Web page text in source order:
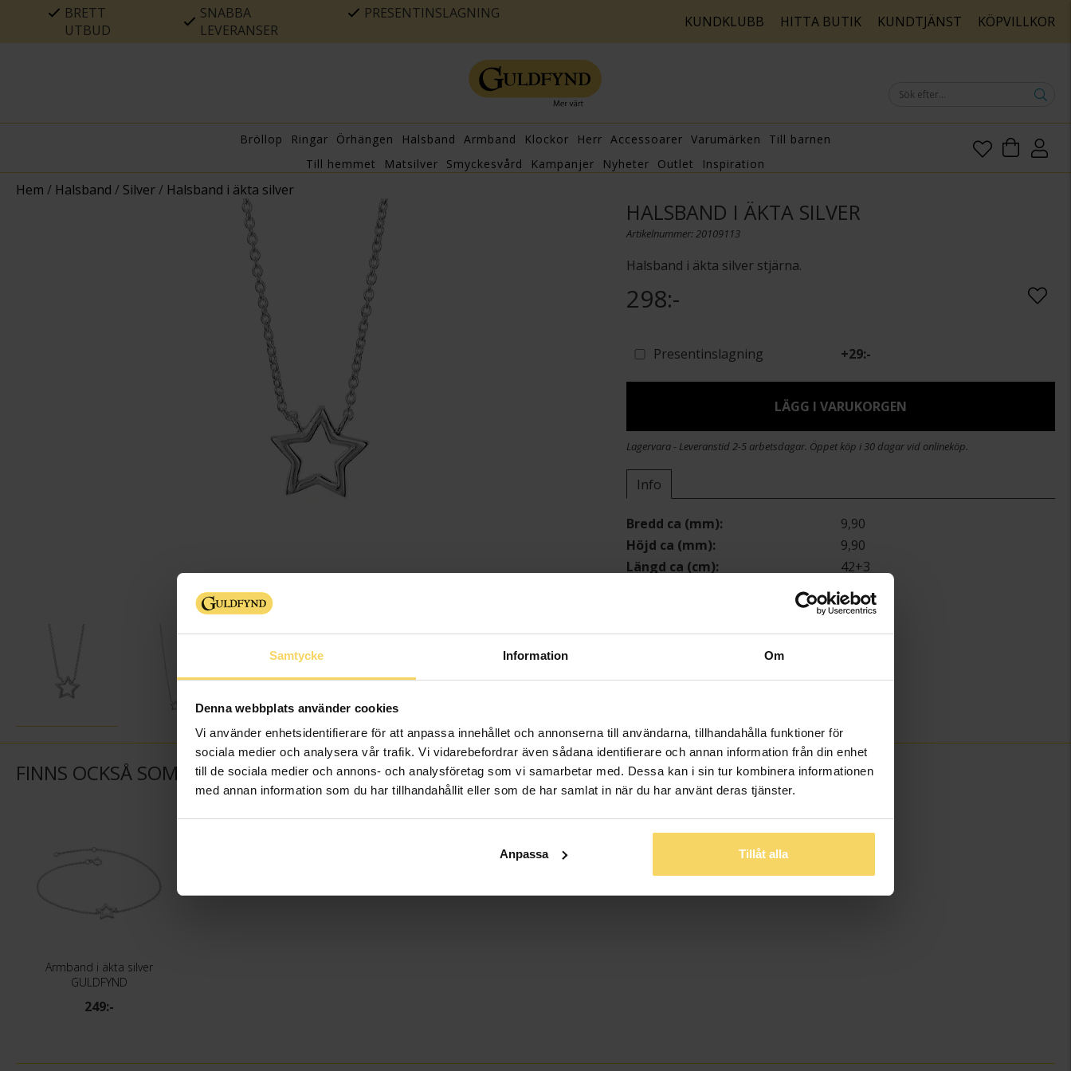
Samtycke Information Om
Denna webbplats använder cookies
Vi använder enhetsidentifierare för att anpassa innehållet och annonserna till användarna, tillhandahålla funktioner för
sociala medier och analysera vår trafik. Vi vidarebefordrar även sådana identifierare och annan information från din enhet
till de sociala medier och annons- och analysföretag som vi samarbetar med. Dessa kan i sin tur kombinera informationen
med annan information som du har tillhandahållit eller som de har samlat in när du har använt deras tjänster.
Anpassa Tillåt alla
BRETT
UTBUD
SNABBA
LEVERANSER
PRESENTINSLAGNING KUNDKLUBB HITTA BUTIK KUNDTJÄNST KÖPVILLKOR
Bröllop Ringar Örhängen Halsband Armband Klockor Herr Accessoarer Varumärken
Till barnen
Till hemmet
Matsilver Smyckesvård Kampanjer Nyheter Outlet Inspiration
Hem / Halsband / Silver/ Halsband i äkta silver
HALSBAND I ÄKTA SILVER
Artikelnummer: 20109113
Halsband i äkta silver stjärna.
298:-
Presentinslagning +29:-
LÄGG I VARUKORGEN
Lagervara - Leveranstid 2-5 arbetsdagar. Öppet köp i 30 dagar vid onlineköp.
Info
Bredd ca (mm)
9,90
Höjd ca (mm)
9,90
Längd ca (cm)
42+3
Guldfynd
Silver
FINNS OCKSÅ SOM
Armband i äkta silver
GULDFYND
249:-